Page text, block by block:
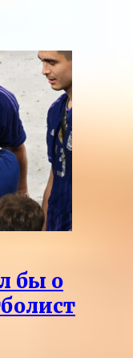
бы о